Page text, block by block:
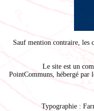
Sauf mention contraire, les
Le site est un
PointCommuns, hébergé par
Typographie :